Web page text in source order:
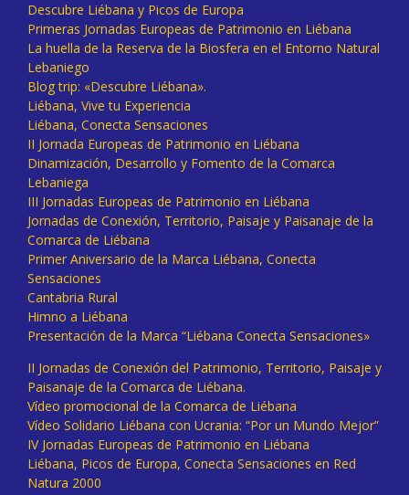
Descubre Liébana y Picos de Europa
Primeras Jornadas Europeas de Patrimonio en Liébana
La huella de la Reserva de la Biosfera en el Entorno Natural
Lebaniego
Blog trip: «Descubre Liébana».
Liébana, Vive tu Experiencia
Liébana, Conecta Sensaciones
II Jornada Europeas de Patrimonio en Liébana
Dinamización, Desarrollo y Fomento de la Comarca
Lebaniega
III Jornadas Europeas de Patrimonio en Liébana
Jornadas de Conexión, Territorio, Paisaje y Paisanaje de la
Comarca de Liébana
Primer Aniversario de la Marca Liébana, Conecta
Sensaciones
Cantabria Rural
Himno a Liébana
Presentación de la Marca “Liébana Conecta Sensaciones»
II Jornadas de Conexión del Patrimonio, Territorio, Paisaje y
Paisanaje de la Comarca de Liébana.
Vídeo promocional de la Comarca de Liébana
Vídeo Solidario Liébana con Ucrania: “Por un Mundo Mejor”
IV Jornadas Europeas de Patrimonio en Liébana
Liébana, Picos de Europa, Conecta Sensaciones en Red
Natura 2000